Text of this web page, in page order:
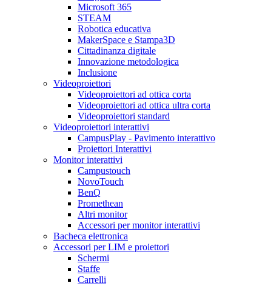
Microsoft 365
STEAM
Robotica educativa
MakerSpace e Stampa3D
Cittadinanza digitale
Innovazione metodologica
Inclusione
Videoproiettori
Videoproiettori ad ottica corta
Videoproiettori ad ottica ultra corta
Videoproiettori standard
Videoproiettori interattivi
CampusPlay - Pavimento interattivo
Proiettori Interattivi
Monitor interattivi
Campustouch
NovoTouch
BenQ
Promethean
Altri monitor
Accessori per monitor interattivi
Bacheca elettronica
Accessori per LIM e proiettori
Schermi
Staffe
Carrelli